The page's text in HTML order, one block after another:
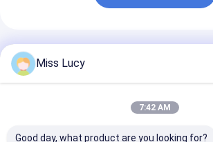
अनुशंसित उत्पाद
Miss Lucy
7:42 AM
Good day, what product are you looking for?